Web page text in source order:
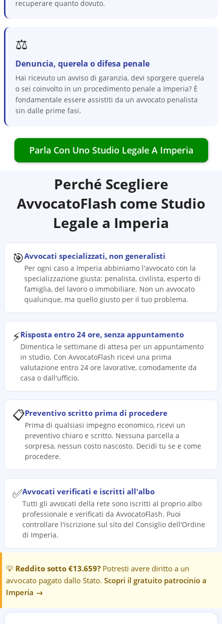
recuperare quanto dovuto.
⚖️
Denuncia, querela o difesa penale
Hai ricevuto un avviso di garanzia, devi sporgere querela
o sei coinvolto in un procedimento penale a Imperia? È
fondamentale essere assistiti da un avvocato penalista
sin dalle prime fasi.
Parla Con Uno Studio Legale A Imperia
Perché Scegliere
AvvocatoFlash come Studio
Legale a Imperia
🎯Avvocati specializzati, non generalisti
Per ogni caso a Imperia abbiniamo l'avvocato con la
specializzazione giusta: penalista, civilista, esperto di
famiglia, del lavoro o immobiliare. Non un avvocato
qualunque, ma quello giusto per il tuo problema.
⚡Risposta entro 24 ore, senza appuntamento
Dimentica le settimane di attesa per un appuntamento
in studio. Con AvvocatoFlash ricevi una prima
valutazione entro 24 ore lavorative, comodamente da
casa o dall'ufficio.
📋Preventivo scritto prima di procedere
Prima di qualsiasi impegno economico, ricevi un
preventivo chiaro e scritto. Nessuna parcella a
sorpresa, nessun costo nascosto. Decidi tu se e come
procedere.
✅Avvocati verificati e iscritti all'albo
Tutti gli avvocati della rete sono iscritti al proprio albo
professionale e verificati da AvvocatoFlash. Puoi
controllare l'iscrizione sul sito del Consiglio dell'Ordine
di Imperia.
💡 Reddito sotto €13.659? Potresti avere diritto a un
avvocato pagato dallo Stato. Scopri il gratuito patrocinio a
Imperia →